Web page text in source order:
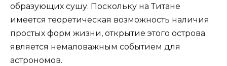
образующих сушу. Поскольку на Титане
имеется теоретическая возможность наличия
простых форм жизни, открытие этого острова
является немаловажным событием для
астрономов.